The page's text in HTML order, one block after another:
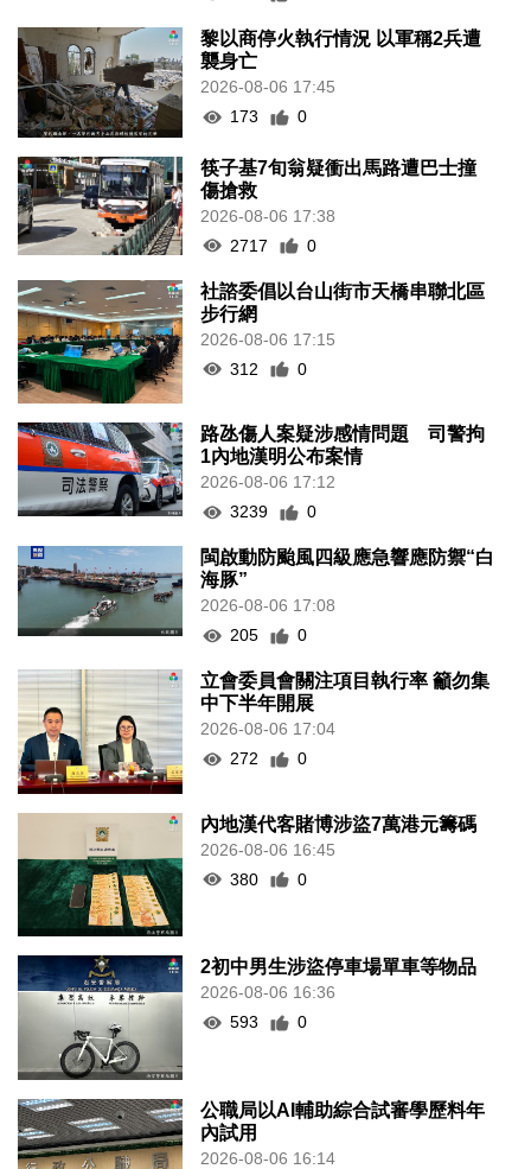
黎以商停火執行情況 以軍稱2兵遭
襲身亡
2026-08-06 17:45
173
0
筷子基7旬翁疑衝出馬路遭巴士撞
傷搶救
2026-08-06 17:38
2717
0
社諮委倡以台山街市天橋串聯北區
步行網
2026-08-06 17:15
312
0
路氹傷人案疑涉感情問題 司警拘
1內地漢明公布案情
2026-08-06 17:12
3239
0
閩啟動防颱風四級應急響應防禦“白
海豚”
2026-08-06 17:08
205
0
立會委員會關注項目執行率 籲勿集
中下半年開展
2026-08-06 17:04
272
0
內地漢代客賭博涉盜7萬港元籌碼
2026-08-06 16:45
380
0
2初中男生涉盜停車場單車等物品
2026-08-06 16:36
593
0
公職局以AI輔助綜合試審學歷料年
內試用
2026-08-06 16:14